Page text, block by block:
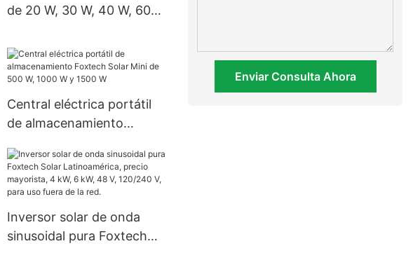
de 20 W, 30 W, 40 W, 60
económico de fábrica.
Central eléctrica portátil
de almacenamiento
W, 1000 W y 1500 W
Inversor solar de onda
sinusoidal pura Foxtech
Enviar Consulta Ahora